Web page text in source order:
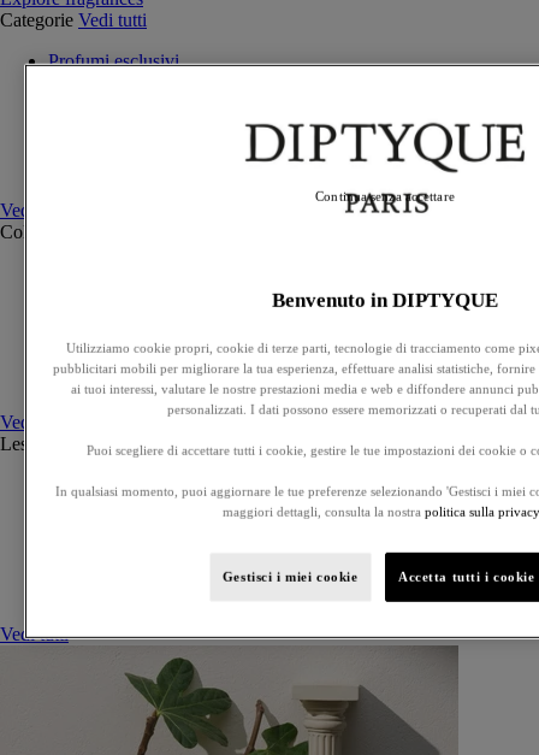
Categorie Vedi tutti
Profumi esclusivi
Trattamenti profumati corpo
Vedi tutti
Collezioni
Eau des Sens
L'Eau Papier
Philosykos
Vedi tutti
Les Essences de Diptyque
Vedi tutti
Lazulio
Vedi tutti
Benvenuto in DIPTYQUE
Utilizziamo cookie propri, cookie di terze parti, tecnologie di tracciamento come
pubblicitari mobili per migliorare la tua esperienza, effettuare analisi statistiche, fornire
ai tuoi interessi, valutare le nostre prestazioni media e web e diffondere annunci
personalizzati. I dati possono essere memorizzati o recuperati dal
Puoi scegliere di accettare tutti i cookie, gestire le tue impostazioni dei cookie o
In qualsiasi momento, puoi aggiornare le tue preferenze selezionando 'Gestisci i miei
maggiori dettagli, consulta la nostra politica sulla
Gestisci i miei cookie Accetta tutti i cookie
Continua senza accettare